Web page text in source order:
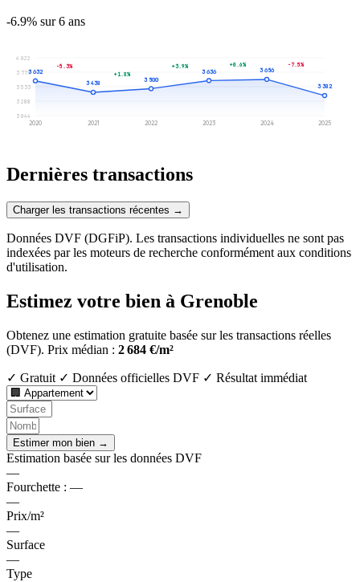
-6.9% sur 6 ans
3 044
3 288
3 533
3 777
4 022
3 632
2020
3 438
2021
3 500
2022
3 636
2023
3 656
2024
3 382
2025
-5.3%
+1.8%
+3.9% +0.6% -7.5%
Dernières transactions
Charger les transactions récentes →
Données DVF (DGFiP). Les transactions individuelles ne sont pas
indexées par les moteurs de recherche conformément aux conditions
d'utilisation.
Estimez votre bien à Grenoble
Obtenez une estimation gratuite basée sur les transactions réelles
(DVF). Prix médian : 2 684 €/m²
✓ Gratuit ✓ Données officielles DVF ✓ Résultat immédiat
Estimer mon bien →
Estimation basée sur les données DVF
—
Fourchette : —
—
Prix/m²
—
Surface
—
Type